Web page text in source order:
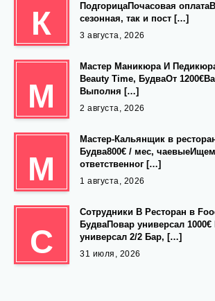
К
ПодгорицаПочасовая
сезонная, так и пост […]
3 августа, 2026
М
Мастер Маникюра И
Beauty Time, БудваОт
Выполня […]
2 августа, 2026
М
Мастер-Кальянщик в
Будва800€ / мес,
ответственног […]
1 августа, 2026
С
Сотрудники В Ресторан в
БудваПовар универсал
универсал 2/2 Бар, […]
31 июля, 2026